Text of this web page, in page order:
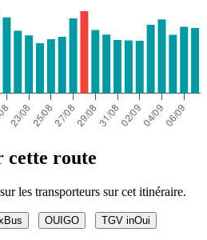
cette route
les transporteurs sur cet itinéraire.
OUIGO TGV inOui